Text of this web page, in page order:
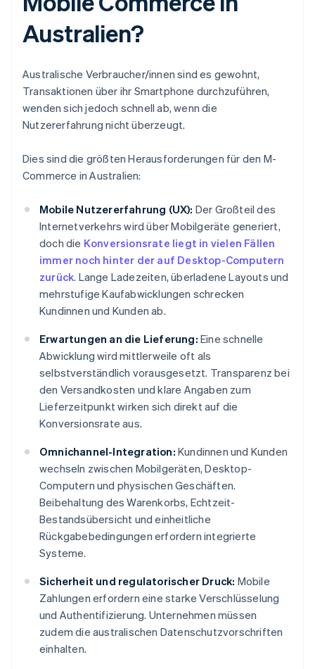
Australien?
Australische Verbraucher/innen sind es gewohnt,
Transaktionen über ihr Smartphone durchzuführen,
wenden sich jedoch schnell ab, wenn die
Nutzererfahrung nicht überzeugt.
Dies sind die größten Herausforderungen für den M-
Commerce in Australien:
Mobile Nutzererfahrung (UX): Der Großteil des
Internetverkehrs wird über Mobilgeräte generiert,
doch die Konversionsrate liegt in vielen Fällen
immer noch hinter der auf Desktop-Computern
zurück. Lange Ladezeiten, überladene Layouts und
mehrstufige Kaufabwicklungen schrecken
Kundinnen und Kunden ab.
Erwartungen an die Lieferung: Eine schnelle
Abwicklung wird mittlerweile oft als
selbstverständlich vorausgesetzt. Transparenz bei
den Versandkosten und klare Angaben zum
Lieferzeitpunkt wirken sich direkt auf die
Konversionsrate aus.
Omnichannel-Integration: Kundinnen und Kunden
wechseln zwischen Mobilgeräten, Desktop-
Computern und physischen Geschäften.
Beibehaltung des Warenkorbs, Echtzeit-
Bestandsübersicht und einheitliche
Rückgabebedingungen erfordern integrierte
Systeme.
Sicherheit und regulatorischer Druck: Mobile
Zahlungen erfordern eine starke Verschlüsselung
und Authentifizierung. Unternehmen müssen
zudem die australischen Datenschutzvorschriften
einhalten.